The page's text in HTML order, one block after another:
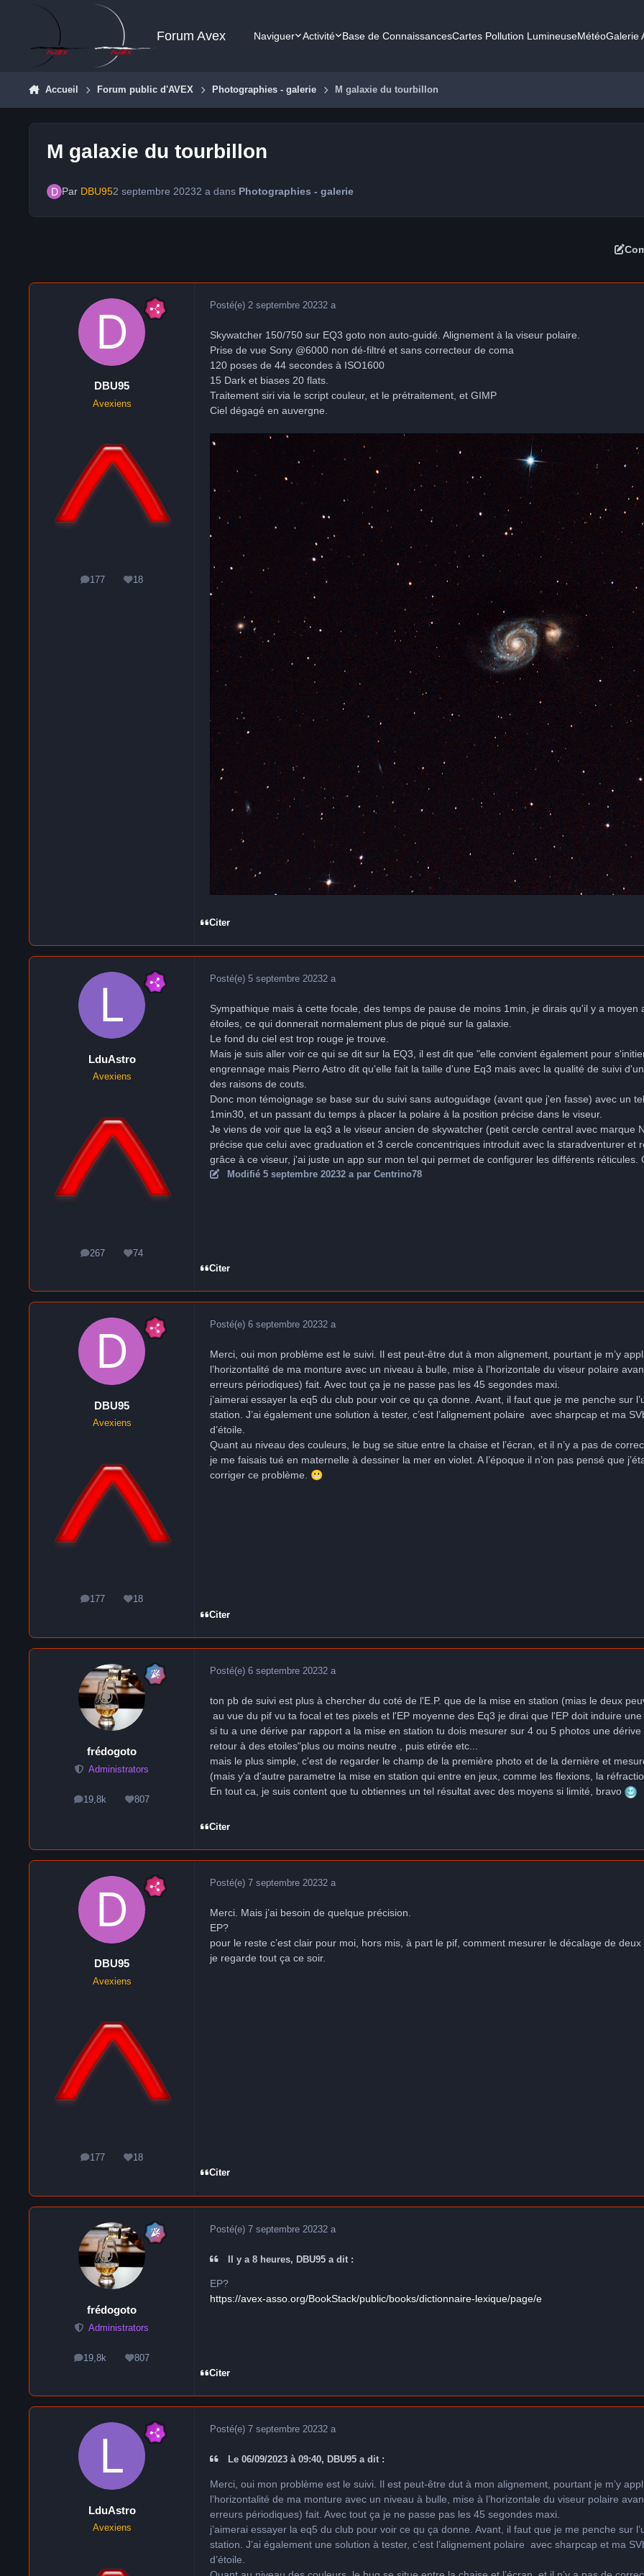
Aller au contenu
Forum Avex Naviguer Activité Base de ConnaissancesCartes Pollution LumineuseMétéoGalerie
Accueil Forum public d'AVEX Photographies - galerie M galaxie du tourbillon
M galaxie du tourbillon
Par DBU952 septembre 20232 adans Photographies - galerie
DBU95
Avexiens
177
messages18
Réputation
Posté(e) 2 septembre 20232 a
Skywatcher 150/750 sur EQ3 goto non auto-guidé. Alignement à la viseur polaire.
Prise de vue Sony @6000 non dé-filtré et sans correcteur de coma
120 poses de 44 secondes à ISO1600
15 Dark et biases 20 flats.
Traitement siri via le script couleur, et le prétraitement, et GIMP
Ciel dégagé en auvergne.
Citer
LduAstro
Avexiens
267
messages74
Réputation
Posté(e) 5 septembre 20232 a
Sympathique mais à cette focale, des temps de pause de moins 1min, je dirais qu'il y a
étoiles, ce qui donnerait normalement plus de piqué sur la galaxie.
Le fond du ciel est trop rouge je trouve.
Mais je suis aller voir ce qui se dit sur la EQ3, il est dit que "elle convient également pour
engrennage mais Pierro Astro dit qu'elle fait la taille d'une Eq3 mais avec la qualité de suivi
des raisons de couts.
Donc mon témoignage se base sur du suivi sans autoguidage (avant que j'en fasse) avec un
1min30, et un passant du temps à placer la polaire à la position précise dans le viseur.
Je viens de voir que la eq3 a le viseur ancien de skywatcher (petit cercle central avec marque
précise que celui avec graduation et 3 cercle concentriques introduit avec la staradventurer
grâce à ce viseur, j'ai juste un app sur mon tel qui permet de configurer les différents
Modifié 5 septembre 20232 apar Centrino78
Citer
DBU95
Avexiens
177
messages18
Réputation
Posté(e) 6 septembre 20232 a
Merci, oui mon problème est le suivi. Il est peut-être dut à mon alignement, pourtant je m’y
l’horizontalité de ma monture avec un niveau à bulle, mise à l’horizontale du viseur polaire
erreurs périodiques) fait. Avec tout ça je ne passe pas les 45 segondes maxi.
j’aimerai essayer la eq5 du club pour voir ce qu ça donne. Avant, il faut que je me penche sur
station. J’ai également une solution à tester, c’est l’alignement polaire avec sharpcap et ma
d’étoile.
Quant au niveau des couleurs, le bug se situe entre la chaise et l’écran, et il n’y a pas de
je me faisais tué en maternelle à dessiner la mer en violet. A l’époque il n’on pas pensé que
corriger ce problème. 😬
Citer
frédogoto
Administrators
19,8k
messages807
Réputation
Posté(e) 6 septembre 20232 a
ton pb de suivi est plus à chercher du coté de l'E.P. que de la mise en station (mias le deux
au vue du pif vu ta focal et tes pixels et l'EP moyenne des Eq3 je dirai que l'EP doit induire
si tu a une dérive par rapport a la mise en station tu dois mesurer sur 4 ou 5 photos une
retour à des etoiles"plus ou moins neutre , puis etirée etc...
mais le plus simple, c'est de regarder le champ de la première photo et de la dernière et
(mais y'a d'autre parametre la mise en station qui entre en jeux, comme les flexions, la
En tout ca, je suis content que tu obtiennes un tel résultat avec des moyens si limité, bravo
Citer
DBU95
Avexiens
177
messages18
Réputation
Posté(e) 7 septembre 20232 a
Merci. Mais j’ai besoin de quelque précision.
EP?
pour le reste c’est clair pour moi, hors mis, à part le pif, comment mesurer le décalage de deux
je regarde tout ça ce soir.
Citer
frédogoto
Administrators
19,8k
messages807
Réputation
Posté(e) 7 septembre 20232 a
Il y a 8 heures, DBU95 a dit :
EP?
https://avex-asso.org/BookStack/public/books/dictionnaire-lexique/page/e
Citer
LduAstro
Avexiens
Posté(e) 7 septembre 20232 a
Le 06/09/2023 à 09:40, DBU95 a dit :
Merci, oui mon problème est le suivi. Il est peut-être dut à mon alignement, pourtant je m’y
l’horizontalité de ma monture avec un niveau à bulle, mise à l’horizontale du viseur polaire
erreurs périodiques) fait. Avec tout ça je ne passe pas les 45 segondes maxi.
j’aimerai essayer la eq5 du club pour voir ce qu ça donne. Avant, il faut que je me penche sur
station. J’ai également une solution à tester, c’est l’alignement polaire avec sharpcap et ma
d’étoile.